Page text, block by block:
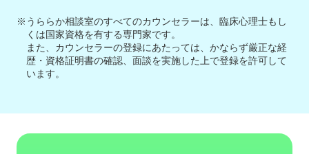
※うららか相談室のすべてのカウンセラーは、臨床心理士もし
くは国家資格を有する専門家です。
また、カウンセラーの登録にあたっては、かならず厳正な経
歴・資格証明書の確認、面談を実施した上で登録を許可して
います。